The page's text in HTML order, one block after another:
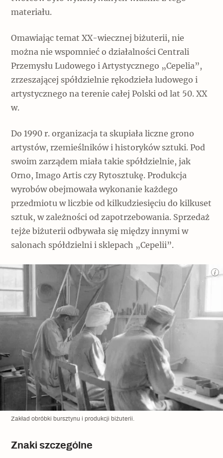
materiału.
Omawiając temat XX-wiecznej biżuterii, nie
można nie wspomnieć o działalności Centrali
Przemysłu Ludowego i Artystycznego „Cepelia”,
zrzeszającej spółdzielnie rękodzieła ludowego i
artystycznego na terenie całej Polski od lat 50. XX
w.
Do 1990 r. organizacja ta skupiała liczne grono
artystów, rzemieślników i historyków sztuki. Pod
swoim zarządem miała takie spółdzielnie, jak
Orno, Imago Artis czy Rytosztukę. Produkcja
wyrobów obejmowała wykonanie każdego
przedmiotu w liczbie od kilkudziesięciu do kilkuset
sztuk, w zależności od zapotrzebowania. Sprzedaż
tejże biżuterii odbywała się między innymi w
salonach spółdzielni i sklepach „Cepelii”.
Zakład obróbki bursztynu i produkcji biżuterii.
Znaki szczególne